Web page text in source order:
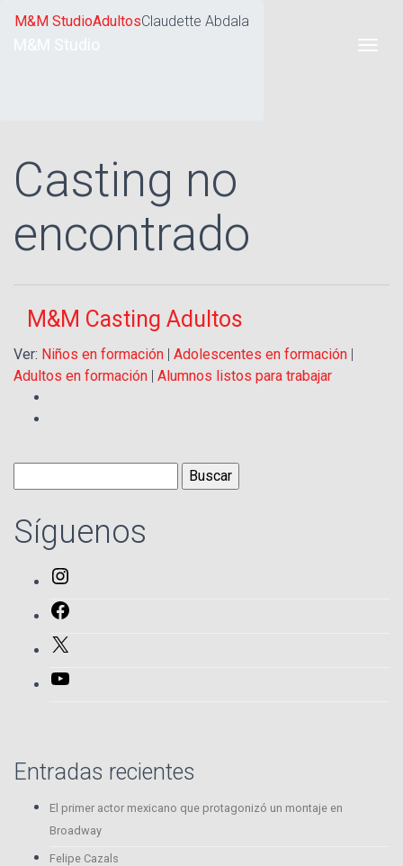
M&M StudioAdultosClaudette Abdala
Casting no
encontrado
M&M Casting Adultos
Ver: Niños en formación | Adolescentes en formación |
Adultos en formación | Alumnos listos para trabajar
Buscar:
Síguenos
Entradas recientes
El primer actor mexicano que protagonizó un montaje en
Broadway
Felipe Cazals